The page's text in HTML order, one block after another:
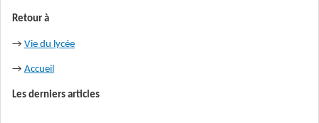
Retour à
→ Vie du lycée
→ Accueil
Les derniers articles